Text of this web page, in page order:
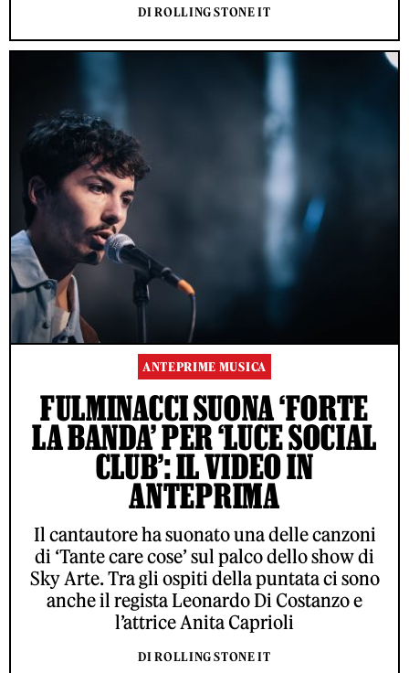
DI ROLLING STONE IT
ANTEPRIME MUSICA
FULMINACCI SUONA ‘FORTE
LA BANDA’ PER ‘LUCE SOCIAL
CLUB’: IL VIDEO IN
ANTEPRIMA
Il cantautore ha suonato una delle canzoni
di ‘Tante care cose’ sul palco dello show di
Sky Arte. Tra gli ospiti della puntata ci sono
anche il regista Leonardo Di Costanzo e
l’attrice Anita Caprioli
DI ROLLING STONE IT